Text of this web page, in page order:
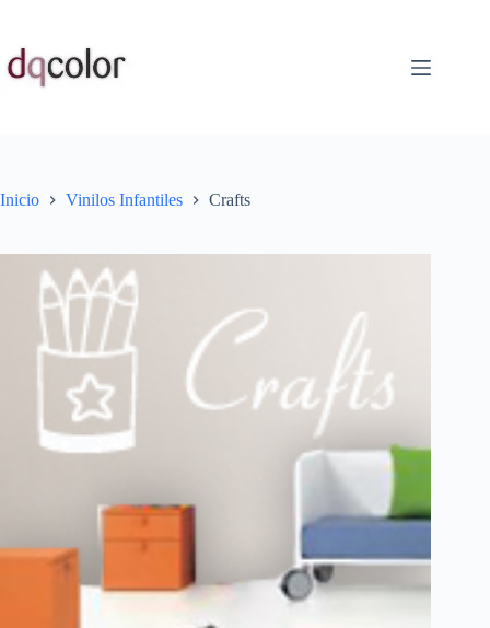
contenido
Inicio Vinilos Infantiles Crafts